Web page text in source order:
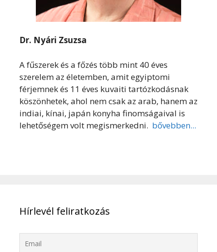
Dr. Nyári Zsuzsa
A fűszerek és a főzés több mint 40 éves
szerelem az életemben, amit egyiptomi
férjemnek és 11 éves kuvaiti tartózkodásnak
köszönhetek, ahol nem csak az arab, hanem az
indiai, kínai, japán konyha finomságaival is
lehetőségem volt megismerkedni. bővebben...
Hírlevél feliratkozás